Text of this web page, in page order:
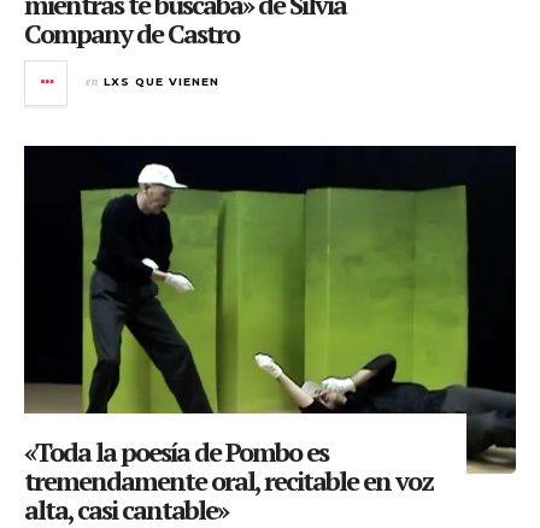
Company de Castro
en LXS QUE VIENEN
«Toda la poesía de Pombo es
tremendamente oral, recitable en voz
alta, casi cantable»